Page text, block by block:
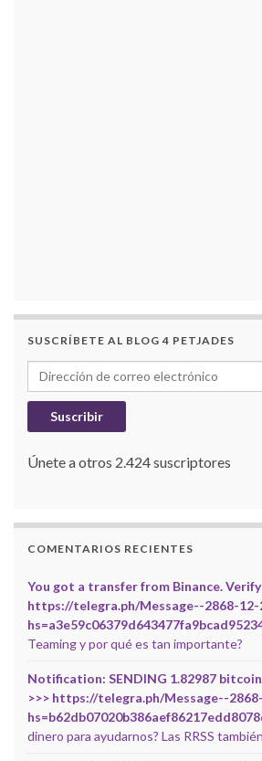
SUSCRÍBETE AL BLOG 4 PETJADES
Dirección de correo electrónico
Suscribir
Únete a otros 2.424 suscriptores
COMENTARIOS RECIENTES
You got a transfer from Binance. Verify
https://telegra.ph/Message--2868-12-
Teaming y por qué es tan importante?
Notification: SENDING 1.82987
>>> https://telegra.ph/Message--
dinero para ayudarnos? Las RRSS